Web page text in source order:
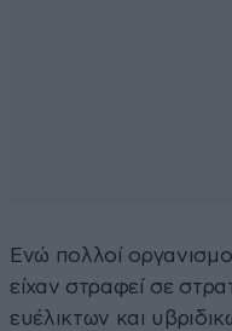
Ενώ πολλοί
είχαν στραφεί σε
ευέλικτων και